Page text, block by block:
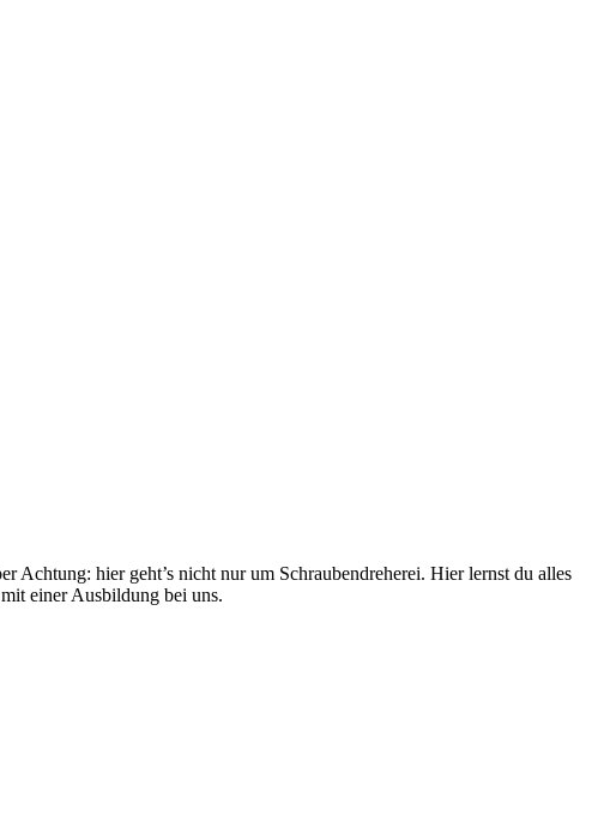
Achtung: hier geht’s nicht nur um Schraubendreherei. Hier lernst du alles
einer Ausbildung bei uns.